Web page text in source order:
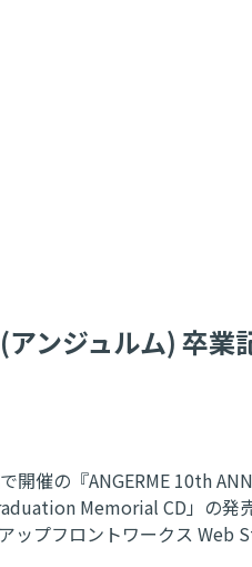
(アンジュルム)
開催の『ANGERME 10th
Memorial CD」の発
プフロントワークス Web